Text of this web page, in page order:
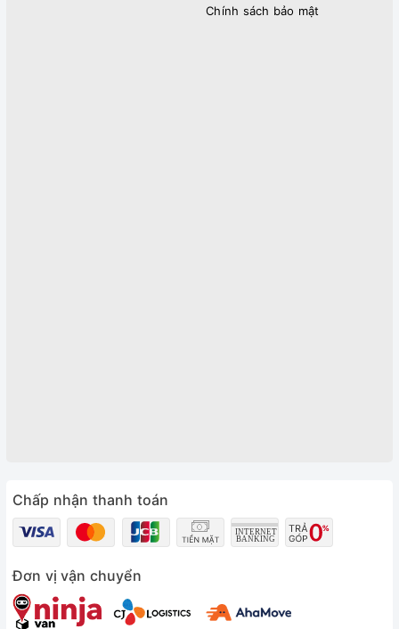
Chính sách bảo mật
Chấp nhận thanh toán
Đơn vị vận chuyển